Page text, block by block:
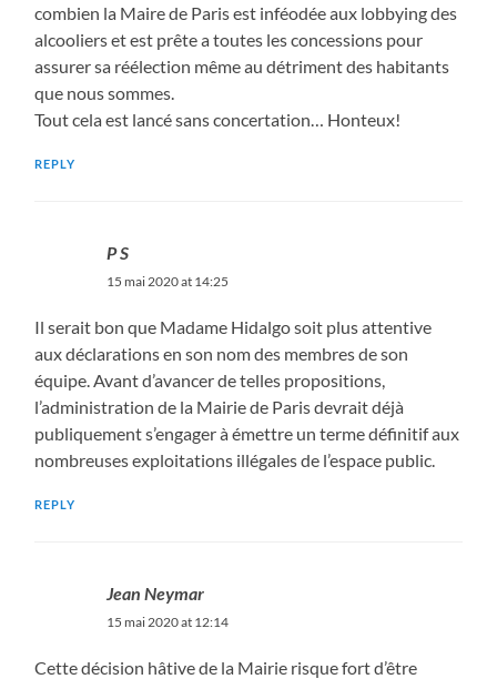
combien la Maire de Paris est inféodée aux lobbying des
alcooliers et est prête a toutes les concessions pour
assurer sa réélection même au détriment des habitants
que nous sommes.
Tout cela est lancé sans concertation… Honteux!
REPLY
P S
15 mai 2020 at 14:25
Il serait bon que Madame Hidalgo soit plus attentive
aux déclarations en son nom des membres de son
équipe. Avant d’avancer de telles propositions,
l’administration de la Mairie de Paris devrait déjà
publiquement s’engager à émettre un terme définitif aux
nombreuses exploitations illégales de l’espace public.
REPLY
Jean Neymar
15 mai 2020 at 12:14
Cette décision hâtive de la Mairie risque fort d’être